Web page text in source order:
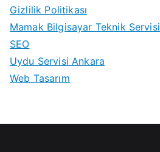
Gizlilik Politikası
Mamak Bilgisayar Teknik Servisi
SEO
Uydu Servisi Ankara
Web Tasarım